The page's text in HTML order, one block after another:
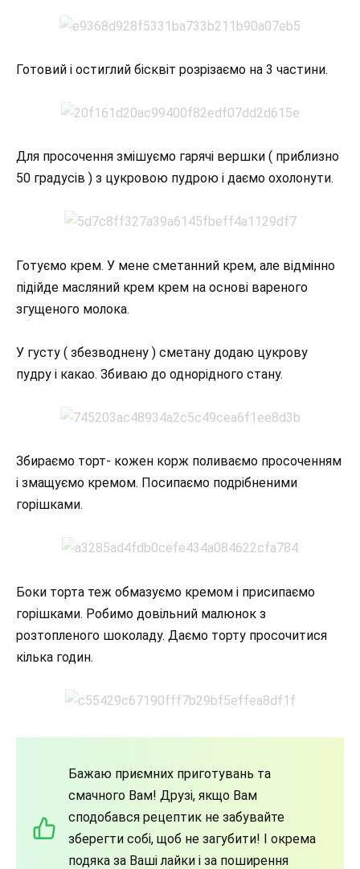
Готовий і остиглий бісквіт розрізаємо на 3 частини.
Для просочення змішуємо гарячі вершки ( приблизно
50 градусів ) з цукровою пудрою і даємо охолонути.
Готуємо крем. У мене сметанний крем, але відмінно
підійде масляний крем крем на основі вареного
згущеного молока.
У густу ( збезводнену ) сметану додаю цукрову
пудру і какао. Збиваю до однорідного стану.
Збираємо торт- кожен корж поливаємо просоченням
і змащуємо кремом. Посипаємо подрібненими
горішками.
Боки торта теж обмазуємо кремом і присипаємо
горішками. Робимо довільний малюнок з
розтопленого шоколаду. Даємо торту просочитися
кілька годин.
Бажаю приємних приготувань та
смачного Вам! Друзі, якщо Вам
сподобався рецептик не забувайте
зберегти собі, щоб не загубити! І окрема
подяка за Ваші лайки і за поширення